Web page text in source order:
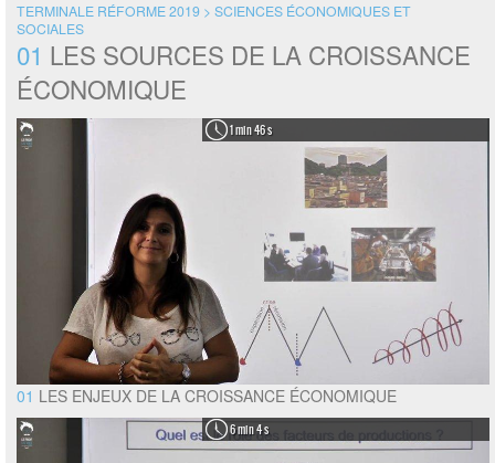
TERMINALE RÉFORME 2019 > SCIENCES ÉCONOMIQUES ET
SOCIALES
01 LES SOURCES DE LA CROISSANCE
ÉCONOMIQUE
1 min 46 s
01 LES ENJEUX DE LA CROISSANCE ÉCONOMIQUE
6 min 4 s